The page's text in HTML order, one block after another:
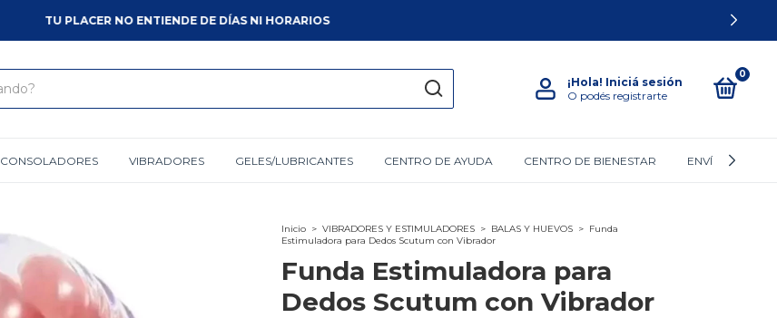
TU PLACER NO ENTIENDE DE DÍAS NI HORARIOS
¡Hola! Iniciá sesión
O podés registrarte
0
CONSOLADORES VIBRADORES GELES/LUBRICANTES CENTRO DE AYUDA CENTRO DE BIENESTAR ENVÍOS
Inicio > VIBRADORES Y ESTIMULADORES > BALAS Y HUEVOS > Funda
Estimuladora para Dedos Scutum con Vibrador
Funda Estimuladora para
Dedos Scutum con Vibrador